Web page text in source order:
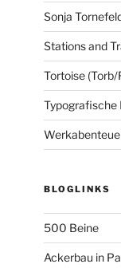
Sonja
Stations and
Tortoise (Torb/
Typografische
BLOGLINKS
500 Beine
Ackerbau in